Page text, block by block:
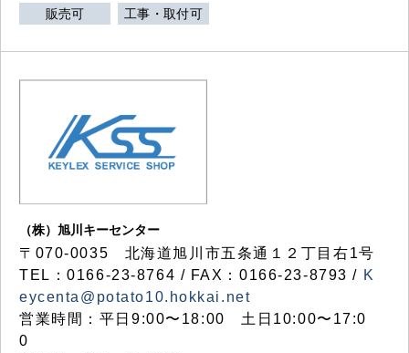
販売可 工事・取付可
（株）旭川キーセンター
〒070-0035 北海道旭川市五条通１２丁目右1号
TEL：0166-23-8764 / FAX：0166-23-8793 / K
eycenta@potato10.hokkai.net
営業時間：平日9:00〜18:00 土日10:00〜17:0
0